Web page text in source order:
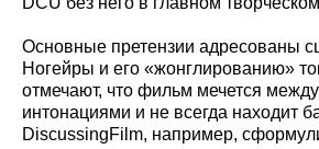
Основные претензии адресованы
Ногейры и его «жонглированию»
отмечают, что фильм мечется
интонациями и не всегда находит
DiscussingFilm, например,